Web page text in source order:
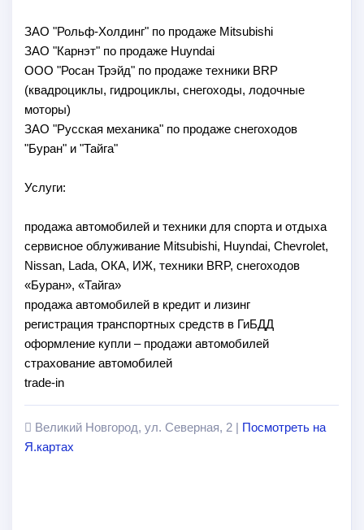
ЗАО "Рольф-Холдинг" по продаже Mitsubishi
ЗАО "Карнэт" по продаже Huyndai
ООО "Росан Трэйд" по продаже техники BRP
(квадроциклы, гидроциклы, снегоходы, лодочные
моторы)
ЗАО "Русская механика" по продаже снегоходов
"Буран" и "Тайга"
Услуги:
продажа автомобилей и техники для спорта и отдыха
сервисное облуживание Mitsubishi, Huyndai, Chevrolet,
Nissan, Lada, ОКА, ИЖ, техники BRP, снегоходов
«Буран», «Тайга»
продажа автомобилей в кредит и лизинг
регистрация транспортных средств в ГиБДД
оформление купли – продажи автомобилей
страхование автомобилей
trade-in
Великий Новгород, ул. Северная, 2 | Посмотреть на
Я.картах